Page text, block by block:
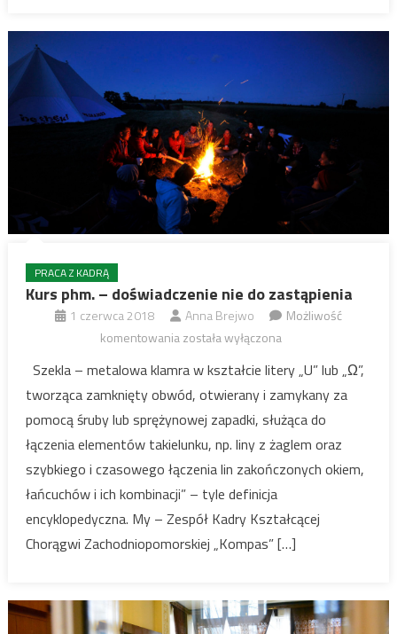
PRACA Z KADRĄ
Kurs phm. – doświadczenie nie do zastąpienia
1 czerwca 2018 Anna Brejwo
Możliwość
komentowaniaKurs
–
doświadczenie
nie
do
zastąpienia
została wyłączona
Szekla – metalowa klamra w kształcie litery „U” lub „Ω”,
tworząca zamknięty obwód, otwierany i zamykany za
pomocą śruby lub sprężynowej zapadki, służąca do
łączenia elementów takielunku, np. liny z żaglem oraz
szybkiego i czasowego łączenia lin zakończonych okiem,
łańcuchów i ich kombinacji” – tyle definicja
encyklopedyczna. My – Zespół Kadry Kształcącej
Chorągwi Zachodniopomorskiej „Kompas” […]